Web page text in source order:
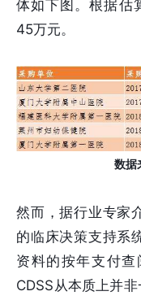
体如下图。根据估
45万元。
数据
然而，据行业专家
的临床决策支持系
资料的按年支付
CDSS从本质上并